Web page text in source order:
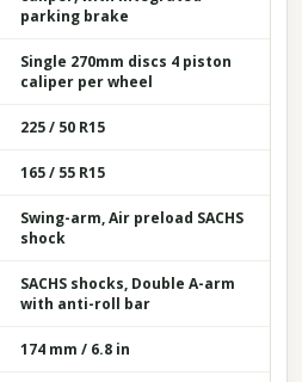
parking brake
Single 270mm discs 4 piston
caliper per wheel
225 / 50 R15
165 / 55 R15
Swing-arm, Air preload SACHS
shock
SACHS shocks, Double A-arm
with anti-roll bar
174 mm / 6.8 in